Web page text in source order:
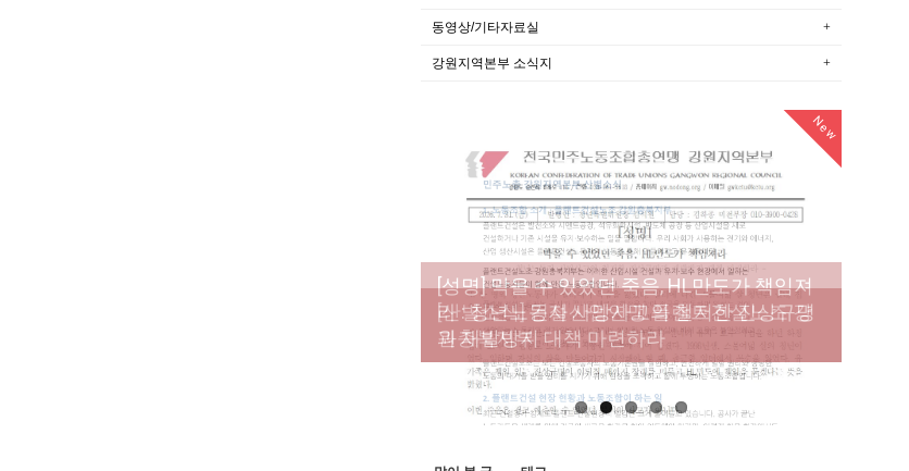
동영상/기타자료실
강원지역본부 소식지
New
[성명] 막을 수 있었던 죽음, HL만도가 책임져
라 : 청년노동자 사망사고의 철저한 진상규명
과 재발방지 대책 마련하라
New
[산별소식] 건설산업연맹 플랜트건설노조 강
원충북지부
New
[강릉,속초,원주,춘천] 폭염감시단 사업 이모저
모
New
[조합원☆인터뷰] 서비스연맹 전국학교비정
규직노동조합 강원지부 김유미 춘천지회장
[본부소식] 강원지역 노동자 합창단 모임